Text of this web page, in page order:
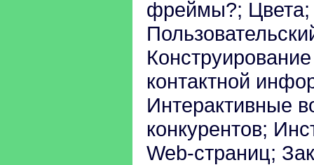
фреймы?; Цвета;
контактной
Интерактивные
конкурентов;
Web-страниц;